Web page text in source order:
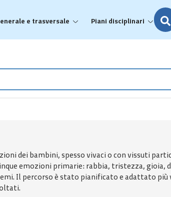
e trasversale Piani disciplinari
dei bambini, spesso vivaci o con vissuti
emozioni primarie: rabbia, tristezza, gioia,
Il percorso è stato pianificato e adattato più